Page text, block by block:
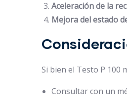
Aceleración de la
Mejora del estado
Si bien el Testo P 100
Consultar con un